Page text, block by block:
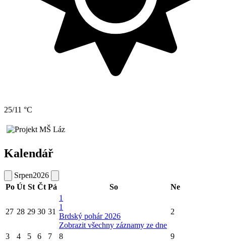
25/11 °C
Kalendář
Srpen2026
Po Út St Čt Pá So Ne
27 28 29 30 31
1
1
Brdský pohár 2026
Zobrazit všechny záznamy ze dne
2
3 4 5 6 7 8 9